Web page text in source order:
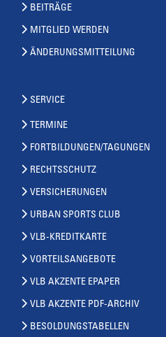
BEITRÄGE
MITGLIED WERDEN
ÄNDERUNGSMITTEILUNG
SERVICE
TERMINE
FORTBILDUNGEN/TAGUNGEN
RECHTSSCHUTZ
VERSICHERUNGEN
URBAN SPORTS CLUB
VLB-KREDITKARTE
VORTEILSANGEBOTE
VLB AKZENTE EPAPER
VLB AKZENTE PDF-ARCHIV
BESOLDUNGSTABELLEN